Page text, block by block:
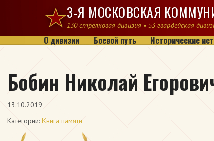
Перейти к содержимому3-Я МОСКОВСКАЯ
130 стрелковая дивизия • 53 гвардейская
О дивизии Боевой путь Исторические
Бобин Николай
13.10.2019
Категории: Книга памяти